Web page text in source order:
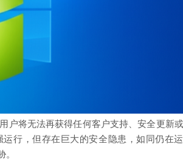
户将无法再获得任何客户支持、安全更新
行，但存在巨大的安全隐患，如同仍在